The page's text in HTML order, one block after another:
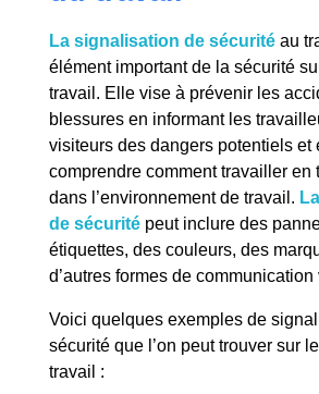
La signalisation de sécurité au
élément important de la sécurité
travail. Elle vise à prévenir les
blessures en informant les
visiteurs des dangers potentiels et
comprendre comment travailler en
dans l’environnement de travail.
de sécurité peut inclure des
étiquettes, des couleurs, des
d’autres formes de
Voici quelques exemples de
sécurité que l’on peut trouver sur
travail :